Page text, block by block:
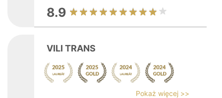
8.9
VILI TRANS
Pokaż więcej >>